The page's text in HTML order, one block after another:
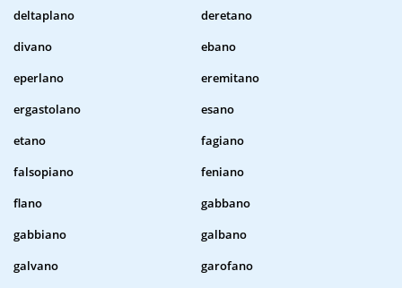
deltaplano
deretano
divano
ebano
eperlano
eremitano
ergastolano
esano
etano
fagiano
falsopiano
feniano
flano
gabbano
gabbiano
galbano
galvano
garofano